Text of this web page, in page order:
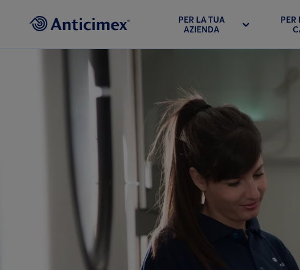
PER LA TUA
AZIENDA
PER